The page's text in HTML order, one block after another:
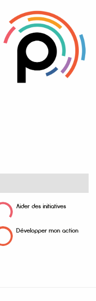
Aider des initiatives
Développer mon action